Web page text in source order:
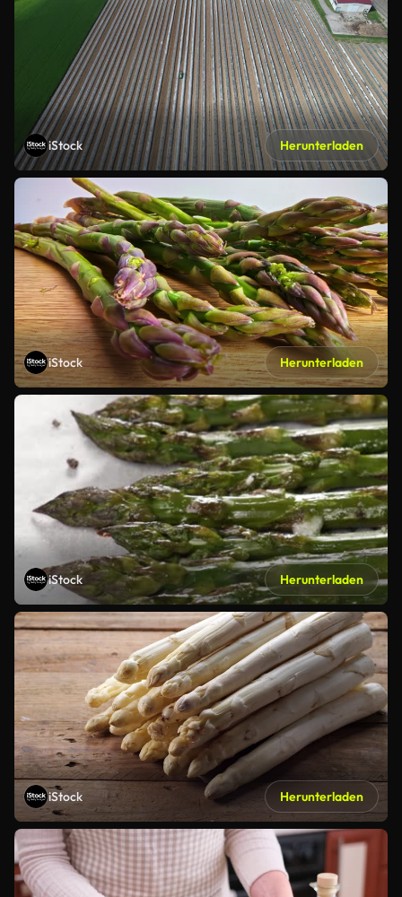
iStock Herunterladen
iStock Herunterladen
iStock Herunterladen
iStock Herunterladen